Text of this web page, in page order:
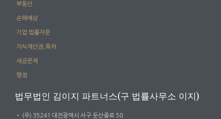
부동산
손해배상
기업 법률자문
지식재산권,특허
세금문제
행정
법무법인 김이지 파트너스(구 법률사무소 이지)
・
(우) 35241 대전광역시 서구 둔산중로 50